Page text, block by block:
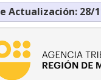
Actualización: 28/